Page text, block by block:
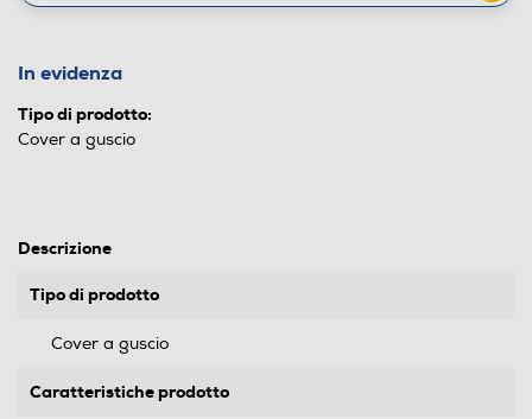
In evidenza
Tipo di prodotto:
Cover a guscio
Descrizione
Tipo di prodotto
Cover a guscio
Caratteristiche prodotto